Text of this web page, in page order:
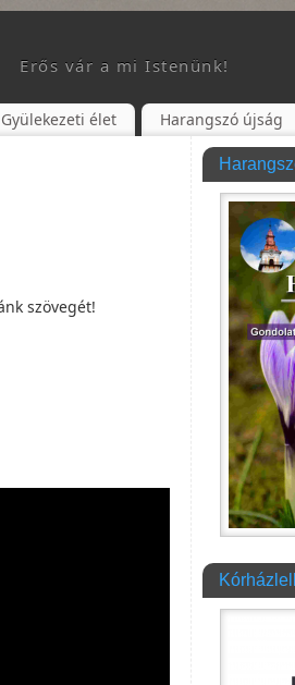
Erős vár a mi Istenünk!
Gyülekezeti élet Harangszó újság
szövegét!